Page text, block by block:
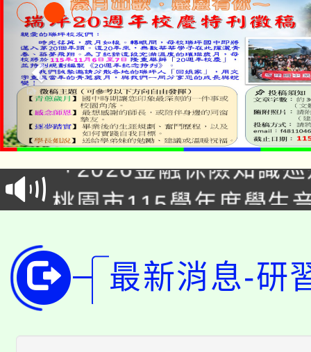
公告本校115學年度第
代理(課)教師甄選結果(
「2026金融保險知識
車」活動
桃園市115學年度學生
代理(課)教師甄選結果(
公告本校115學年度第
代理(課)教師甄選結果(
轉知中國文化大學推廣
《TA101》溝通分析基
轉知苗栗縣政府辦理
最新消息-研